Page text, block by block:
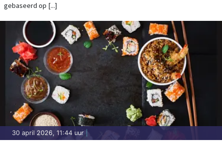
gebaseerd op [...]
30 april 2026, 11:44 uur